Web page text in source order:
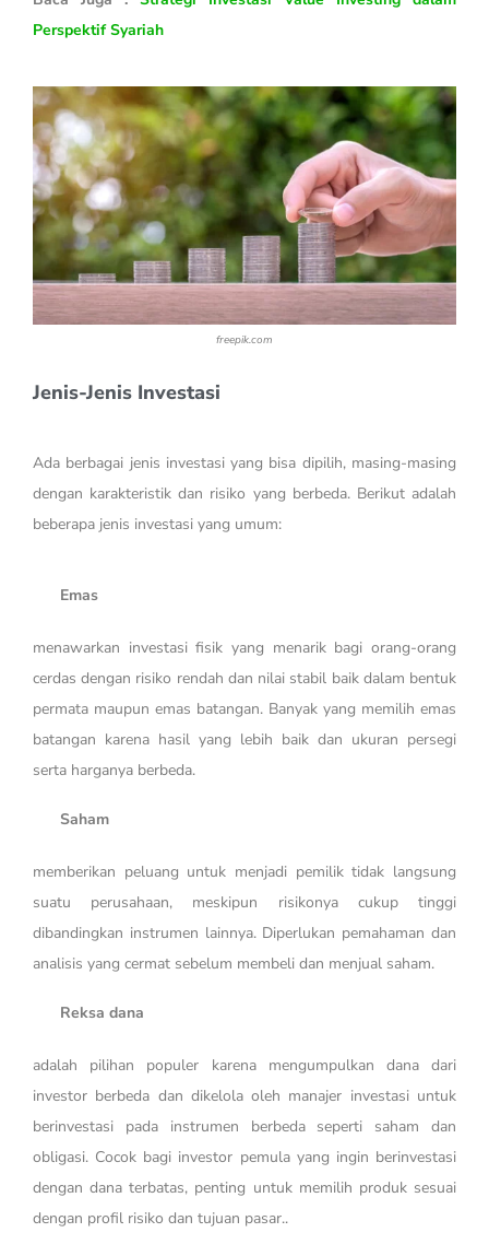
Perspektif Syariah
freepik.com
Jenis-Jenis Investasi
Ada berbagai jenis investasi yang bisa dipilih, masing-masing
dengan karakteristik dan risiko yang berbeda. Berikut adalah
beberapa jenis investasi yang umum:
Emas
menawarkan investasi fisik yang menarik bagi orang-orang
cerdas dengan risiko rendah dan nilai stabil baik dalam bentuk
permata maupun emas batangan. Banyak yang memilih emas
batangan karena hasil yang lebih baik dan ukuran persegi
serta harganya berbeda.
Saham
memberikan peluang untuk menjadi pemilik tidak langsung
suatu perusahaan, meskipun risikonya cukup tinggi
dibandingkan instrumen lainnya. Diperlukan pemahaman dan
analisis yang cermat sebelum membeli dan menjual saham.
Reksa dana
adalah pilihan populer karena mengumpulkan dana dari
investor berbeda dan dikelola oleh manajer investasi untuk
berinvestasi pada instrumen berbeda seperti saham dan
obligasi. Cocok bagi investor pemula yang ingin berinvestasi
dengan dana terbatas, penting untuk memilih produk sesuai
dengan profil risiko dan tujuan pasar..